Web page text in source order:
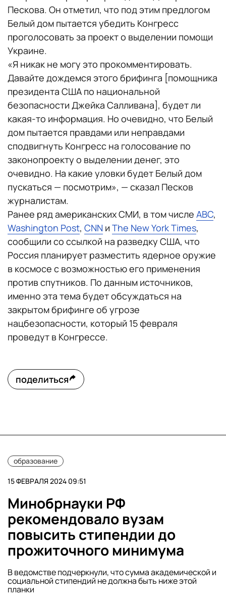
Пескова. Он отметил, что под этим предлогом
Белый дом пытается убедить Конгресс
проголосовать за проект о выделении помощи
Украине.
«Я никак не могу это прокомментировать.
Давайте дождемся этого брифинга [помощника
президента США по национальной
безопасности Джейка Салливана], будет ли
какая-то информация. Но очевидно, что Белый
дом пытается правдами или неправдами
сподвигнуть Конгресс на голосование по
законопроекту о выделении денег, это
очевидно. На какие уловки будет Белый дом
пускаться — посмотрим», — сказал Песков
журналистам.
Ранее ряд американских СМИ, в том числе ABC,
Washington Post, CNN и The New York Times,
сообщили со ссылкой на разведку США, что
Россия планирует разместить ядерное оружие
в космосе с возможностью его применения
против спутников. По данным источников,
именно эта тема будет обсуждаться на
закрытом брифинге об угрозе
нацбезопасности, который 15 февраля
проведут в Конгрессе.
поделиться
образование
15 ФЕВРАЛЯ 2024 09:51
Минобрнауки РФ
рекомендовало вузам
повысить стипендии до
прожиточного минимума
В ведомстве подчеркнули, что сумма академической и
социальной стипендий не должна быть ниже этой
планки